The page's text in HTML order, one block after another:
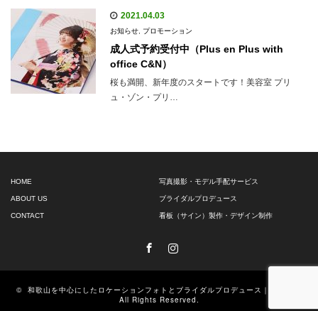
2021.04.03
お知らせ プロモーション
成人式予約受付中（Plus en Plus with
office C&N）
桜も満開、新年度のスタートです！美容室 プリ
ュ・ゾン・プリ…
HOME
ABOUT US
CONTACT
写真撮影・モデル手配サービス
ブライダルプロデュース
看板（サイン）製作・デザイン制作
© 和歌山を中心にしたロケーションフォトとブライダルプロデュース｜C&N.Inc
All Rights Reserved.